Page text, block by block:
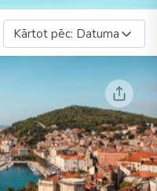
Kārtot pēc: Datuma